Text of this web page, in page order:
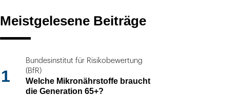
Meistgelesene Beiträge
1
Bundesinstitut für Risikobewertung
(BfR)
Welche Mikronährstoffe braucht
die Generation 65+?